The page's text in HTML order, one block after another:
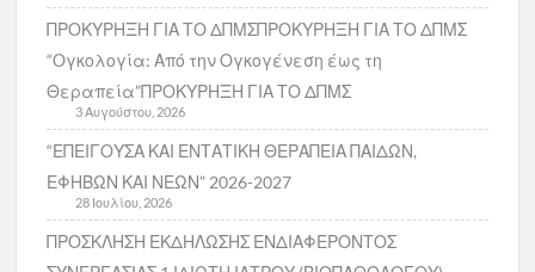
ΠΡΟΚΥΡΗΞΗ ΓΙΑ ΤΟ ΔΠΜΣΠΡΟΚΥΡΗΞΗ ΓΙΑ ΤΟ ΔΠΜΣ
“Ογκολογία: Από την Ογκογένεση έως τη
Θεραπεία”ΠΡΟΚΥΡΗΞΗ ΓΙΑ ΤΟ ΔΠΜΣ
3 Αυγούστου, 2026
“ΕΠΕΙΓΟΥΣΑ ΚΑΙ ΕΝΤΑΤΙΚΗ ΘΕΡΑΠΕΙΑ ΠΑΙΔΩΝ,
ΕΦΗΒΩΝ ΚΑΙ ΝΕΩΝ” 2026-2027
28 Ιουλίου, 2026
ΠΡΟΣΚΛΗΣΗ ΕΚΔΗΛΩΣΗΣ ΕΝΔΙΑΦΕΡΟΝΤΟΣ